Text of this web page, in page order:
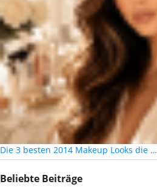
Die 3 besten 2014 Makeup Looks die …
Beliebte Beiträge